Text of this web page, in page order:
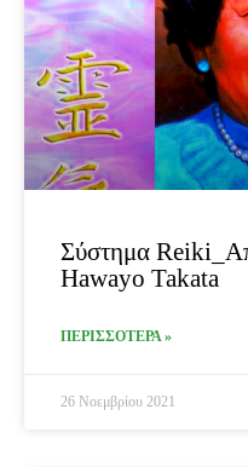
Σύστημα
Hawayo Takata
ΠΕΡΙΣΣΟΤΕΡΑ »
26 Νοεμβρίου 2021